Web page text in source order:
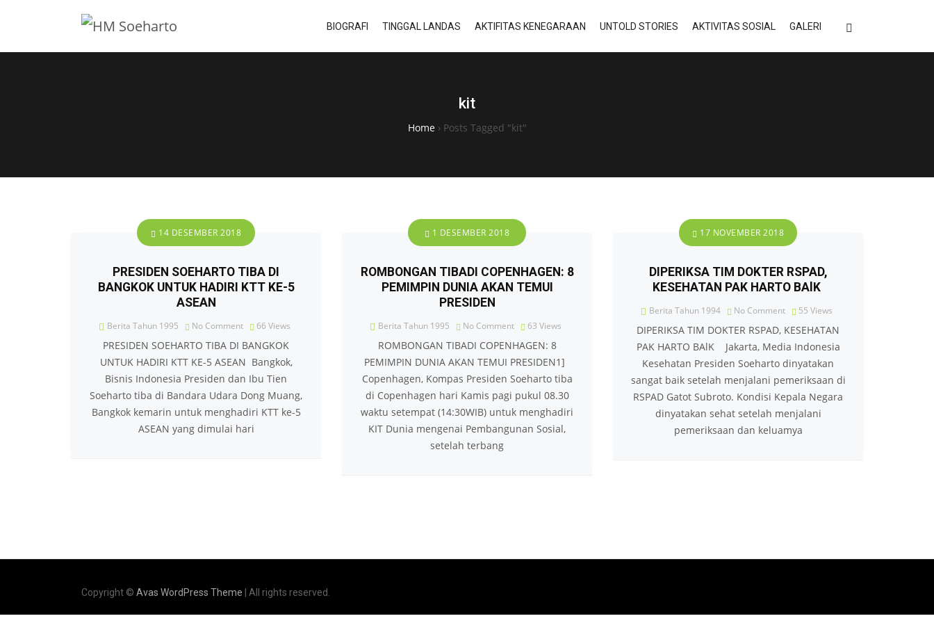
BIOGRAFI TINGGAL LANDAS AKTIFITAS KENEGARAAN UNTOLD STORIES AKTIVITAS SOSIAL GALERI
kit
Home› Posts Tagged "kit"
14 DESEMBER 2018
PRESIDEN SOEHARTO TIBA DI
BANGKOK UNTUK HADIRI KTT KE-5
ASEAN
Berita Tahun 1995 No Comment 66 Views
PRESIDEN SOEHARTO TIBA DI BANGKOK
UNTUK HADIRI KTT KE-5 ASEAN Bangkok,
Bisnis Indonesia Presiden dan Ibu Tien
Soeharto tiba di Bandara Udara Dong Muang,
Bangkok kemarin untuk menghadiri KTT ke-5
ASEAN yang dimulai hari
1 DESEMBER 2018
ROMBONGAN TIBADI COPENHAGEN: 8
PEMIMPIN DUNIA AKAN TEMUI
PRESIDEN
Berita Tahun 1995 No Comment 63 Views
ROMBONGAN TIBADI COPENHAGEN: 8
PEMIMPIN DUNIA AKAN TEMUI PRESIDEN1]
Copenhagen, Kompas Presiden Soeharto tiba
di Copenhagen hari Kamis pagi pukul 08.30
waktu setempat (14:30WIB) untuk menghadiri
KIT Dunia mengenai Pembangunan Sosial,
setelah terbang
17 NOVEMBER 2018
DIPERIKSA TIM DOKTER RSPAD,
KESEHATAN PAK HARTO BAlK
Berita Tahun 1994 No Comment 55 Views
DIPERIKSA TIM DOKTER RSPAD, KESEHATAN
PAK HARTO BAlK Jakarta, Media Indonesia
Kesehatan Presiden Soeharto dinyatakan
sangat baik setelah menjalani pemeriksaan di
RSPAD Gatot Subroto. Kondisi Kepala Negara
dinyatakan sehat setelah menjalani
pemeriksaan dan keluamya
Copyright © Avas WordPress Theme | All rights reserved.